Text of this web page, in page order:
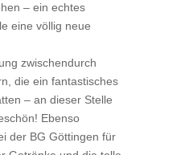
– ein echtes
eine völlig neue
zwischendurch
die ein fantastisches
– an dieser Stelle
Ebenso
der BG Göttingen für